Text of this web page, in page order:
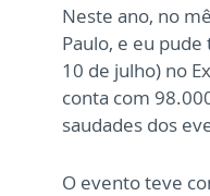
Neste ano, no
Paulo, e eu
10 de julho) no
conta com
saudades dos
O evento teve